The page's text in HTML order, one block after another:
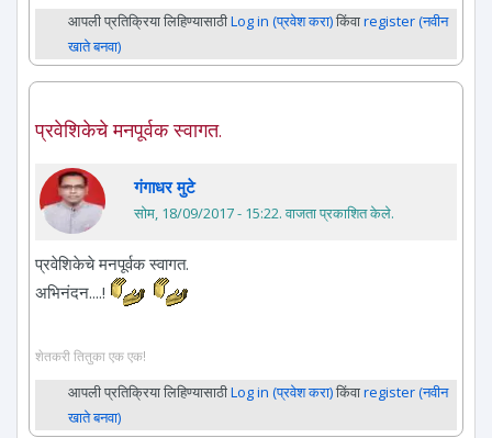
आपली प्रतिक्रिया लिहिण्यासाठीLog in (प्रवेश करा)किंवाregister (नवीन
खाते बनवा)
प्रवेशिकेचे मनपूर्वक स्वागत.
गंगाधर मुटे
सोम, 18/09/2017 - 15:22. वाजता प्रकाशित केले.
प्रवेशिकेचे मनपूर्वक स्वागत.
अभिनंदन....!
शेतकरी तितुका एक एक!
आपली प्रतिक्रिया लिहिण्यासाठीLog in (प्रवेश करा)किंवाregister (नवीन
खाते बनवा)